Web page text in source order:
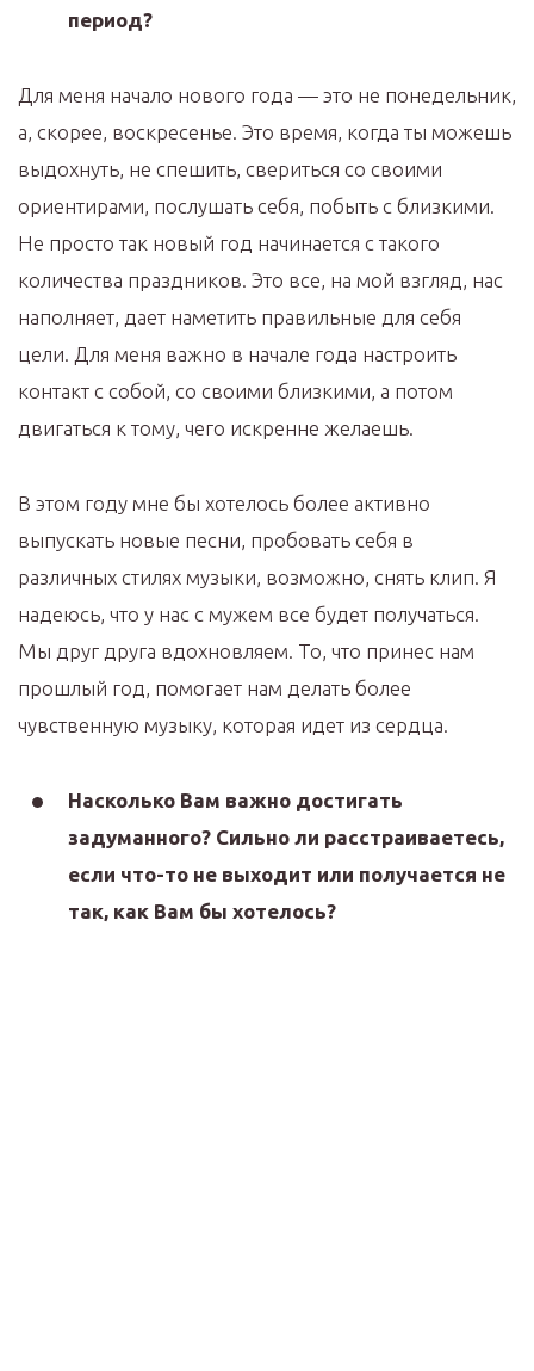
период?
Для меня начало нового года — это не понедельник,
а, скорее, воскресенье. Это время, когда ты можешь
выдохнуть, не спешить, свериться со своими
ориентирами, послушать себя, побыть с близкими.
Не просто так новый год начинается с такого
количества праздников. Это все, на мой взгляд, нас
наполняет, дает наметить правильные для себя
цели. Для меня важно в начале года настроить
контакт с собой, со своими близкими, а потом
двигаться к тому, чего искренне желаешь.
В этом году мне бы хотелось более активно
выпускать новые песни, пробовать себя в
различных стилях музыки, возможно, снять клип. Я
надеюсь, что у нас с мужем все будет получаться.
Мы друг друга вдохновляем. То, что принес нам
прошлый год, помогает нам делать более
чувственную музыку, которая идет из сердца.
Насколько Вам важно достигать
задуманного? Сильно ли расстраиваетесь,
если что-то не выходит или получается не
так, как Вам бы хотелось?